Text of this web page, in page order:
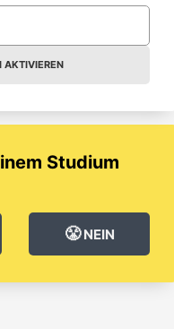
AKTIVIEREN
Studium
😤NEIN